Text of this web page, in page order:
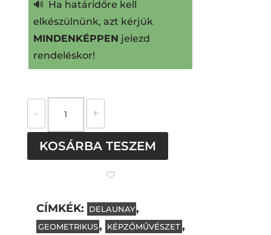
🔊 Ha határidőre kell
elkészülnünk, azt kérjük
MINDENKÉPPEN jelezd
rendeléskor!
-
pötty
+
KOSÁRBA TESZEM
CÍMKÉK: DELAUNAY,
GEOMETRIKUS, KÉPZŐMŰVÉSZET,